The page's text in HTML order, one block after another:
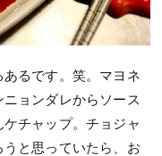
るです。笑。マヨネ
ョンダレからソース
チャップ。チョジャ
と思っていたら、お